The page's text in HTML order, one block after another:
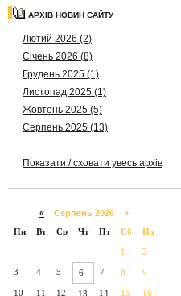
АРХІВ НОВИН САЙТУ
Лютий 2026 (2)
Січень 2026 (8)
Грудень 2025 (1)
Листопад 2025 (1)
Жовтень 2025 (5)
Серпень 2025 (13)
Показати / сховати увесь архів
« Серпень 2026 »
Пн
Вт Ср Чт Пт Сб Нд
1 2
3 4 5 6 7 8 9
10 11 12 13 14 15 16